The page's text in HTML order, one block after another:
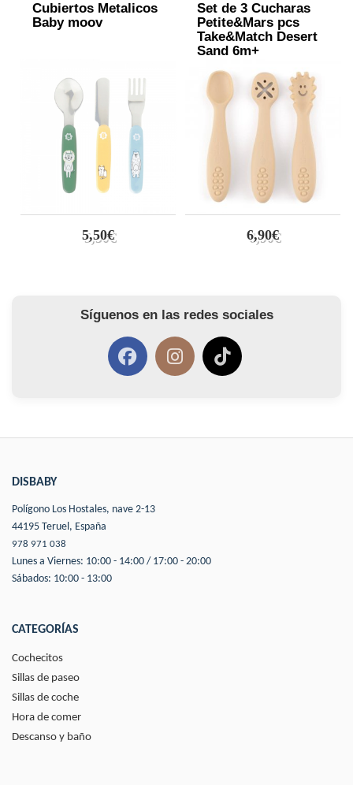
Cubiertos Metalicos
Baby moov
5,50€
Set de 3 Cucharas
Petite&Mars pcs
Take&Match Desert
Sand 6m+
6,90€
Síguenos en las redes sociales
DISBABY
Polígono Los Hostales, nave 2-13
44195 Teruel, España
978 971 038
Lunes a Viernes: 10:00 - 14:00 / 17:00 - 20:00
Sábados: 10:00 - 13:00
CATEGORÍAS
Cochecitos
Sillas de paseo
Sillas de coche
Hora de comer
Descanso y baño